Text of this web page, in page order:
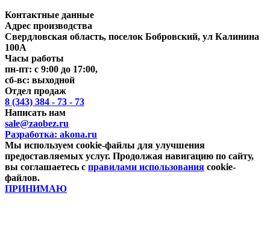
Контактные данные
Адрес производства
Свердловская область, поселок Бобровский, ул Калинина
100А
Часы работы
пн-пт: с 9:00 до 17:00,
сб-вс: выходной
Отдел продаж
8 (343) 384 - 73 - 73
Написать нам
sale@zaobez.ru
Разработка: akona.ru
Мы используем cookie-файлы для улучшения
предоставляемых услуг. Продолжая навигацию по сайту,
вы соглашаетесь с правилами использования cookie-
файлов.
ПРИНИМАЮ